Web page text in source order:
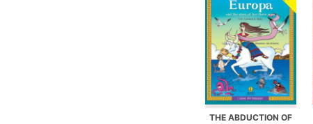
THE ABDUCTION OF